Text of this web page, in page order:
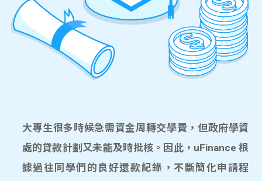
大專生很多時候急需資金周轉交學費，但政府學資
處的貸款計劃又未能及時批核。因此，uFinance 根
據過往同學們的良好還款紀錄，不斷簡化申請程